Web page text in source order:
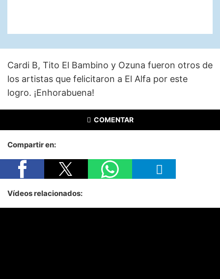
Cardi B, Tito El Bambino y Ozuna fueron otros de
los artistas que felicitaron a El Alfa por este
logro. ¡Enhorabuena!
COMENTAR
Compartir en:
Vídeos relacionados: